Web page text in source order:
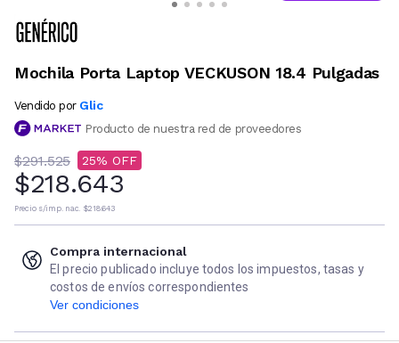
Mochila Porta Laptop VECKUSON 18.4 Pulgadas
Vendido por Glic
Producto de nuestra red de proveedores
$291.525 25
$218.643
Precio s/imp. nac. $218.643
Compra internacional
El precio publicado incluye todos los impuestos, tasas y
costos de envíos correspondientes
Ver condiciones